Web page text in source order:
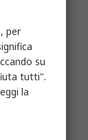
per
su
tutti".
la